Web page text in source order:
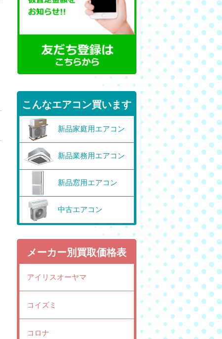
こんなエアコン買います
新品家庭用エアコン
新品業務用エアコン
新品窓用エアコン
中古エアコン
メーカー別買取価格表
アイリスオーヤマ
コイズミ
コロナ